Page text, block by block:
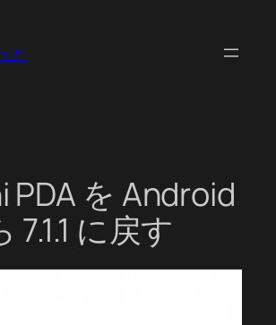
と
PDA を Android
7.1.1 に戻す